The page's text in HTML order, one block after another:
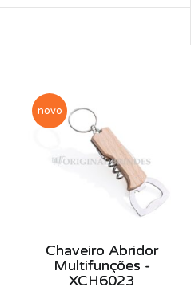
novo
Chaveiro Abridor
Multifunções -
XCH6023